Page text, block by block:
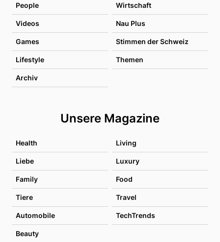
People Wirtschaft
Videos Nau Plus
Games Stimmen der Schweiz
Lifestyle Themen
Archiv
Unsere Magazine
Health Living
Liebe Luxury
Family Food
Tiere Travel
Automobile TechTrends
Beauty